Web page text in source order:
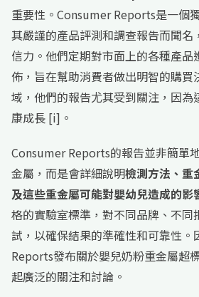
重要性。Consumer Reports是一個
其嚴謹的產品評測和調查報告而聞名
信力。他們定期對市面上的各種產
佈，旨在幫助消費者做出明智的購買
域，他們的報告尤其受到關注，因為
康成長 [i]。
Consumer Reports的報告並非簡單
金屬，而是會詳細說明檢測方法、重
及這些重金屬可能對嬰幼兒造成的影
格的實驗室標準，對不同品牌、不同
試，以確保結果的準確性和可靠性
Reports發布關於嬰兒奶粉重金屬超
起廣泛的關注和討論。